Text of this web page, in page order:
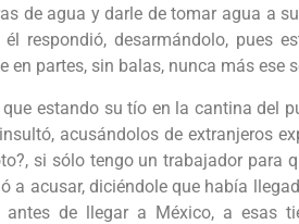
de agua y darle de tomar agua a
respondió, desarmándolo, pues
en partes, sin balas, nunca más ese
estando su tío en la cantina del
acusándolos de extranjeros
si sólo tengo un trabajador para
a acusar, diciéndole que había
de llegar a México, a esas